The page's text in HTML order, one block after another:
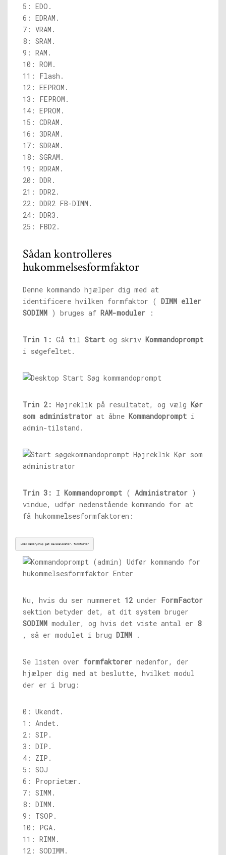
5: EDO.
6: EDRAM.
7: VRAM.
8: SRAM.
9: RAM.
10: ROM.
11: Flash.
12: EEPROM.
13: FEPROM.
14: EPROM.
15: CDRAM.
16: 3DRAM.
17: SDRAM.
18: SGRAM.
19: RDRAM.
20: DDR.
21: DDR2.
22: DDR2 FB-DIMM.
24: DDR3.
25: FBD2.
Sådan kontrolleres
hukommelsesformfaktor
Denne kommando hjælper dig med at
identificere hvilken formfaktor ( DIMM eller
SODIMM ) bruges af RAM-moduler :
Trin 1: Gå til Start og skriv Kommandoprompt
i søgefeltet.
Trin 2: Højreklik på resultatet, og vælg Kør
som administrator at åbne Kommandoprompt i
admin-tilstand.
Trin 3: I Kommandoprompt ( Administrator )
vindue, udfør nedenstående kommando for at
få hukommelsesformfaktoren:
wmic memorychip get devicelocator, formfactor
Nu, hvis du ser nummeret 12under FormFactor
sektion betyder det, at dit system bruger
SODIMM moduler, og hvis det viste antal er 8
, så er modulet i brug DIMM .
Se listen over formfaktorer nedenfor, der
hjælper dig med at beslutte, hvilket modul
der er i brug:
0: Ukendt.
1: Andet.
2: SIP.
3: DIP.
4: ZIP.
5: SOJ
6: Proprietær.
7: SIMM.
8: DIMM.
9: TSOP.
10: PGA.
11: RIMM.
12: SODIMM.